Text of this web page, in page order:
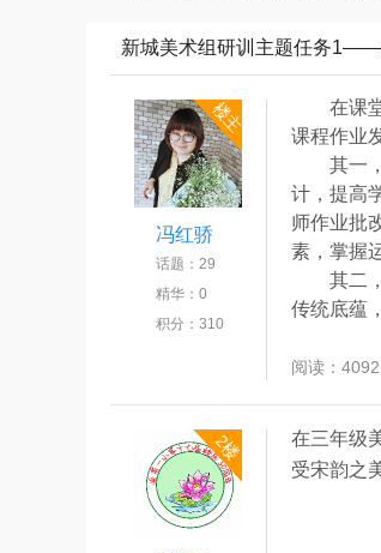
新城美术组研训主题任务
楼主
冯红骄
话题： 29
精华： 0
积分： 310
在课
课程作业
其一
计，提高
师作业批
素，掌握
其二
传统底蕴
阅读： 4092
2楼
在三年级
受宋韵之